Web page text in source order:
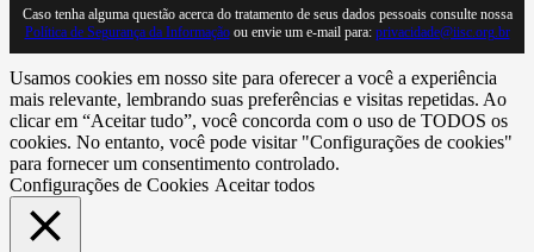
Caso tenha alguma questão acerca do tratamento de seus dados pessoais consulte nossa
Política de Segurança da Informaçãoou envie um e-mail para: privacidade@iisc.org.br
Usamos cookies em nosso site para oferecer a você a experiência
mais relevante, lembrando suas preferências e visitas repetidas. Ao
clicar em “Aceitar tudo”, você concorda com o uso de TODOS os
cookies. No entanto, você pode visitar "Configurações de cookies"
para fornecer um consentimento controlado.
Configurações de Cookies Aceitar todos